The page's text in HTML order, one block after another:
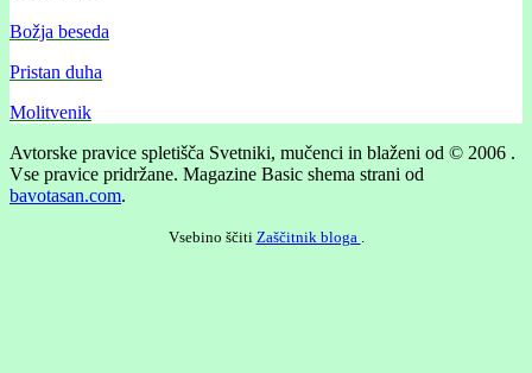
Božja beseda
Pristan duha
Molitvenik
Avtorske pravice spletišča Svetniki, mučenci in blaženi od © 2006 .
Vse pravice pridržane. Magazine Basic shema strani od
bavotasan.com.
Vsebino ščiti Zaščitnik bloga .